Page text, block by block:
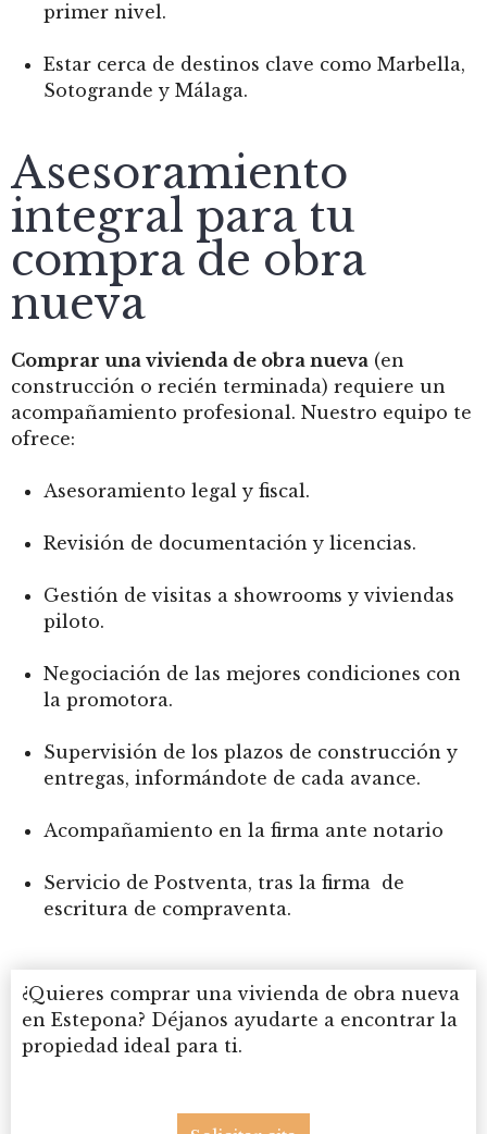
primer nivel.
Estar cerca de destinos clave como Marbella,
Sotogrande y Málaga.
Asesoramiento
integral para tu
compra de obra
nueva
Comprar una vivienda de obra nueva (en
construcción o recién terminada) requiere un
acompañamiento profesional. Nuestro equipo te
ofrece:
Asesoramiento legal y fiscal.
Revisión de documentación y licencias.
Gestión de visitas a showrooms y viviendas
piloto.
Negociación de las mejores condiciones con
la promotora.
Supervisión de los plazos de construcción y
entregas, informándote de cada avance.
Acompañamiento en la firma ante notario
Servicio de Postventa, tras la firma de
escritura de compraventa.
¿Quieres comprar una vivienda de obra nueva
en Estepona? Déjanos ayudarte a encontrar la
propiedad ideal para ti.